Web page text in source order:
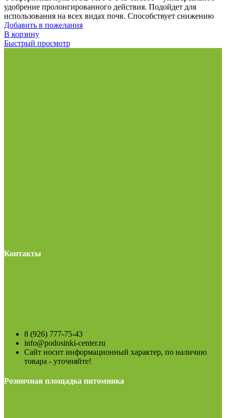
удобрение пролонгированного действия. Подойдет для
использования на всех видах почв. Способствует снижению
Добавить в пожелания
В корзину
Быстрый просмотр
Контакты
8 (926) 777-75-43
info@podosinki-center.ru
Сайт носит информационный характер, по наличию
товара - уточняйте!
Розничная площадка питомника